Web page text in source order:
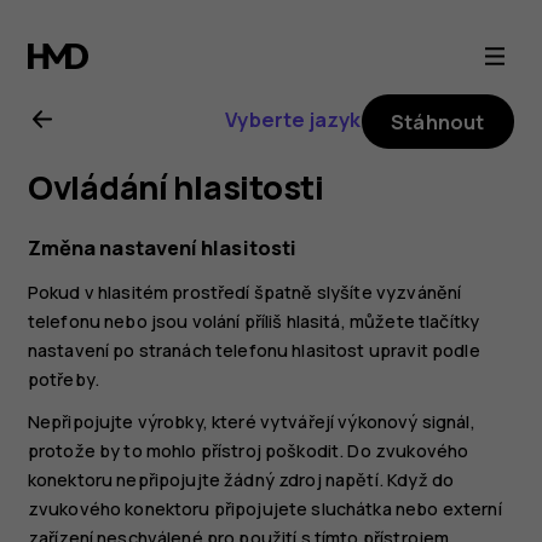
Uživatelská
příručka
k telefonu
Nokia
C22
Vyberte jazyk Stáhnout
Ovládání hlasitosti
Změna nastavení hlasitosti
Pokud v hlasitém prostředí špatně slyšíte vyzvánění
telefonu nebo jsou volání příliš hlasitá, můžete tlačítky
nastavení po stranách telefonu hlasitost upravit podle
potřeby.
Nepřipojujte výrobky, které vytvářejí výkonový signál,
protože by to mohlo přístroj poškodit. Do zvukového
konektoru nepřipojujte žádný zdroj napětí. Když do
zvukového konektoru připojujete sluchátka nebo externí